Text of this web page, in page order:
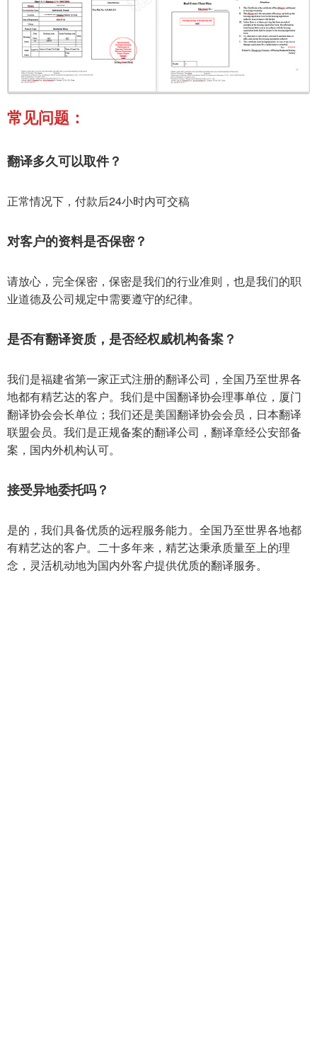
常见问题：
翻译多久可以取件？
正常情况下，付款后24小时内可交稿
对客户的资料是否保密？
请放心，完全保密，保密是我们的行业准则，也是我们的职
业道德及公司规定中需要遵守的纪律。
是否有翻译资质，是否经权威机构备案？
我们是福建省第一家正式注册的翻译公司，全国乃至世界各
地都有精艺达的客户。我们是中国翻译协会理事单位，厦门
翻译协会会长单位；我们还是美国翻译协会会员，日本翻译
联盟会员。我们是正规备案的翻译公司，翻译章经公安部备
案，国内外机构认可。
接受异地委托吗？
是的，我们具备优质的远程服务能力。全国乃至世界各地都
有精艺达的客户。二十多年来，精艺达秉承质量至上的理
念，灵活机动地为国内外客户提供优质的翻译服务。